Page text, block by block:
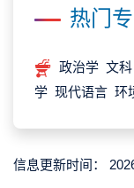
热门
政治学 文
学 现代语言 环
信息更新时间：